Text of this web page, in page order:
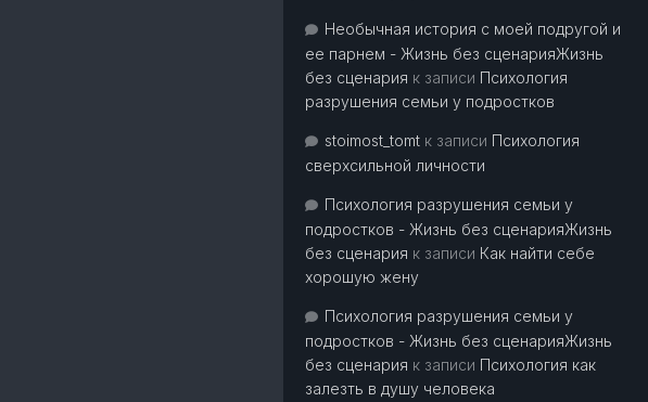
Необычная история с моей подругой и
ее парнем - Жизнь без сценарияЖизнь
без сценария к записи Психология
разрушения семьи у подростков
stoimost_tomt к записи Психология
сверхсильной личности
Психология разрушения семьи у
подростков - Жизнь без сценарияЖизнь
без сценария к записи Как найти себе
хорошую жену
Психология разрушения семьи у
подростков - Жизнь без сценарияЖизнь
без сценария к записи Психология как
залезть в душу человека